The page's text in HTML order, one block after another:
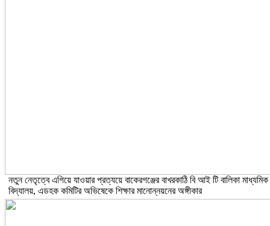
নতুন নেতৃত্বে এগিয়ে যাওয়ার প্রত্যয়ে বাকেরগঞ্জের বাখরকাঠি বি আই টি বালিকা মাধ্যমিক
বিদ্যালয়, এডহক কমিটির অভিষেকে শিক্ষার মানোন্নয়নের অঙ্গীকার